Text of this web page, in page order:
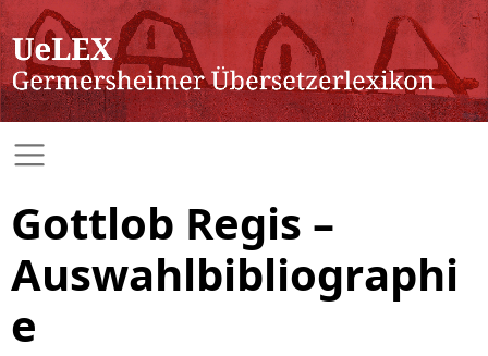
Gottlob Regis –
Auswahlbibliographi
e